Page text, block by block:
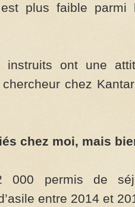
est plus faible
ont une
chez
chez moi, mais
000 permis de
entre 2014 et